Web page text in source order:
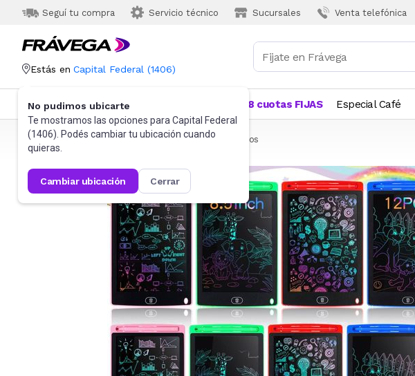
Seguí tu compra Servicio técnico Sucursales Venta telefónica
Estás en Capital Federal (1406)
No pudimos ubicarte
Te mostramos las opciones para Capital Federal
(1406). Podés cambiar tu ubicación cuando
quieras.
cambiar ubicación cerrar
Categorías Más Vendidos 18 cuotas FIJAS Especial Café
Frávega Juguetes y Juegos Didácticos Para niños